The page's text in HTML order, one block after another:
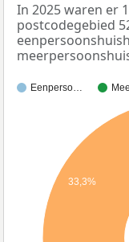
In 2025 waren er
postcodegebied
Eenperso…
33,3%